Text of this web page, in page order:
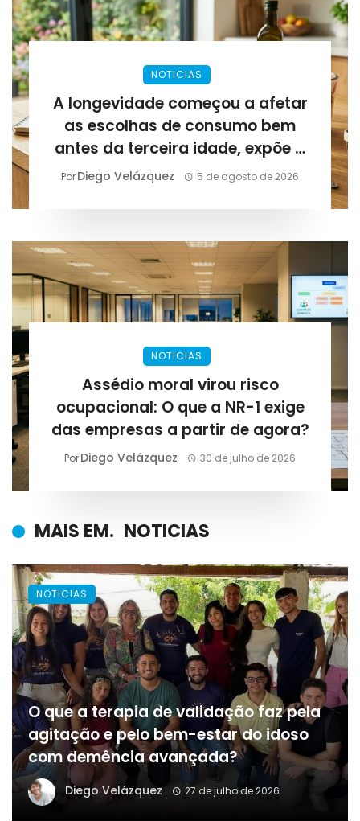
NOTICIAS
A longevidade começou a afetar
as escolhas de consumo bem
antes da terceira idade, expõe a
Lirius Suplementos
PorDiego Velázquez 5 de agosto de 2026
NOTICIAS
Assédio moral virou risco
ocupacional: O que a NR-1 exige
das empresas a partir de agora?
PorDiego Velázquez 30 de julho de 2026
MAIS EM. NOTICIAS
O que a terapia de validação faz pela
agitação e pelo bem-estar do idoso
com demência avançada?
Diego Velázquez 27 de julho de 2026
NOTICIAS